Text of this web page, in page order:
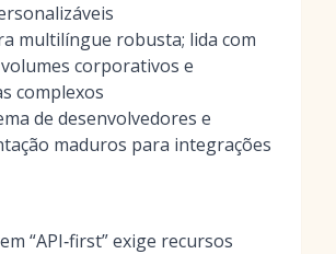
multilíngue robusta; lida com
corporativos e
complexos
de desenvolvedores e
maduros para integrações
“API‑first” exige recursos